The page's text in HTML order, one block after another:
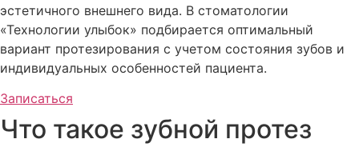
эстетичного внешнего вида. В стоматологии
«Технологии улыбок» подбирается оптимальный
вариант протезирования с учетом состояния зубов и
индивидуальных особенностей пациента.
Записаться
Что такое зубной протез